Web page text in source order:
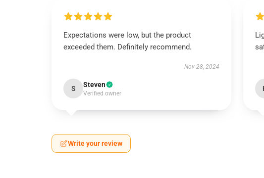
Expectations were low, but the product
exceeded them. Definitely recommend.
Nov 28, 2024
S Steven
Verified owner
Write your review